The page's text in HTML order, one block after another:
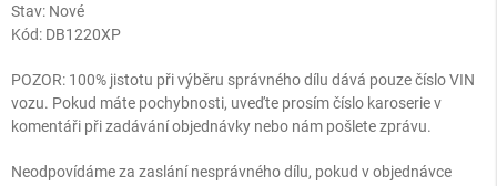
Stav: Nové
Kód: DB1220XP
POZOR: 100% jistotu při výběru správného dílu dává pouze číslo VIN
vozu. Pokud máte pochybnosti, uveďte prosím číslo karoserie v
komentáři při zadávání objednávky nebo nám pošlete zprávu.
Neodpovídáme za zaslání nesprávného dílu, pokud v objednávce